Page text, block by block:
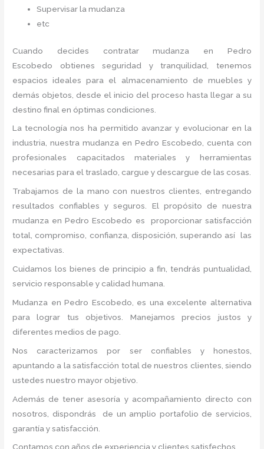
Supervisar la mudanza
etc
Cuando decides contratar mudanza en Pedro
Escobedo
obtienes seguridad y tranquilidad, tenemos
espacios ideales para el almacenamiento de muebles y
demás objetos, desde el inicio del proceso hasta llegar a su
destino final en óptimas condiciones.
La tecnología nos ha permitido avanzar y evolucionar en la
industria, nuestra mudanza en Pedro Escobedo, cuenta con
profesionales capacitados materiales y herramientas
necesarias para el traslado, cargue y descargue de las cosas.
Trabajamos de la mano con nuestros clientes, entregando
resultados confiables y seguros. El propósito de nuestra
mudanza en Pedro Escobedo es proporcionar satisfacción
total, compromiso, confianza, disposición, superando así las
expectativas.
Cuidamos los bienes de principio a fin, tendrás puntualidad,
servicio responsable y calidad humana.
Mudanza en Pedro Escobedo, es una excelente alternativa
para lograr tus objetivos. Manejamos precios justos y
diferentes medios de pago.
Nos caracterizamos por ser confiables y honestos,
apuntando a la satisfacción total de nuestros clientes, siendo
ustedes nuestro mayor objetivo.
Además de tener asesoría y acompañamiento directo con
nosotros, dispondrás de un amplio portafolio de servicios,
garantía y satisfacción.
Contamos con años de experiencia y clientes satisfechos.